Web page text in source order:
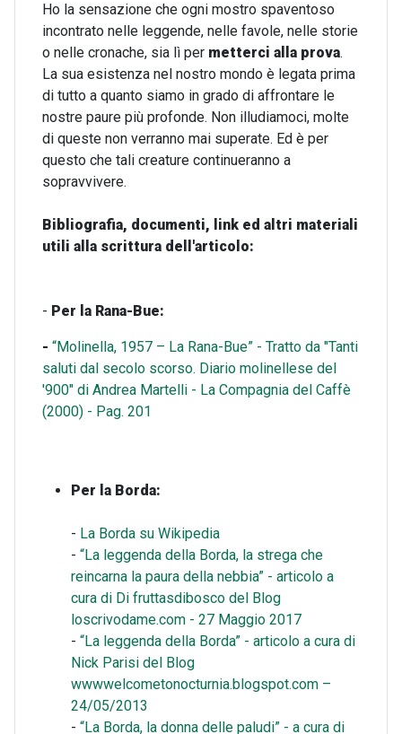
Ho la sensazione che ogni mostro spaventoso
incontrato nelle leggende, nelle favole, nelle storie
o nelle cronache, sia lì per metterci alla prova.
La sua esistenza nel nostro mondo è legata prima
di tutto a quanto siamo in grado di affrontare le
nostre paure più profonde. Non illudiamoci, molte
di queste non verranno mai superate. Ed è per
questo che tali creature continueranno a
sopravvivere.
Bibliografia, documenti, link ed altri materiali
utili alla scrittura dell'articolo:
- Per la Rana-Bue:
- “Molinella, 1957 – La Rana-Bue” - Tratto da "Tanti
saluti dal secolo scorso. Diario molinellese del
'900" di Andrea Martelli - La Compagnia del Caffè
(2000) - Pag. 201
Per la Borda:
- La Borda su Wikipedia
- “La leggenda della Borda, la strega che
reincarna la paura della nebbia” - articolo a
cura di Di fruttasdibosco del Blog
loscrivodame.com - 27 Maggio 2017
- “La leggenda della Borda” - articolo a cura di
Nick Parisi del Blog
wwwwelcometonocturnia.blogspot.com –
24/05/2013
- “La Borda, la donna delle paludi” - a cura di